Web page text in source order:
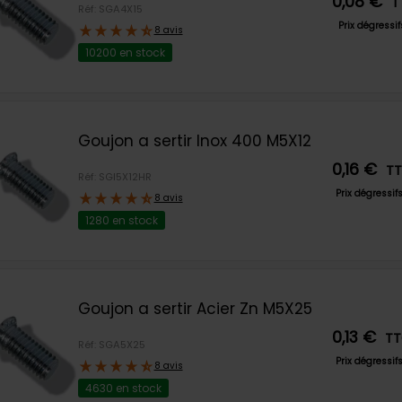
Réf: SGA4X15
8 avis
10200 en stock
Prix
Goujon a sertir Inox 400 M5X12
Réf: SGI5X12HR
8 avis
1280 en stock
0,16 €
Prix
Goujon a sertir Acier Zn M5X25
Réf: SGA5X25
8 avis
4630 en stock
0,13 €
Prix